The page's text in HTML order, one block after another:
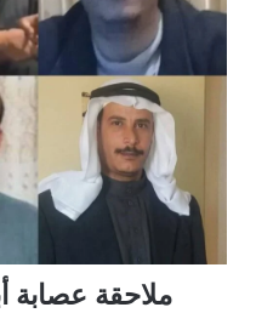
ملاحقة عصابة